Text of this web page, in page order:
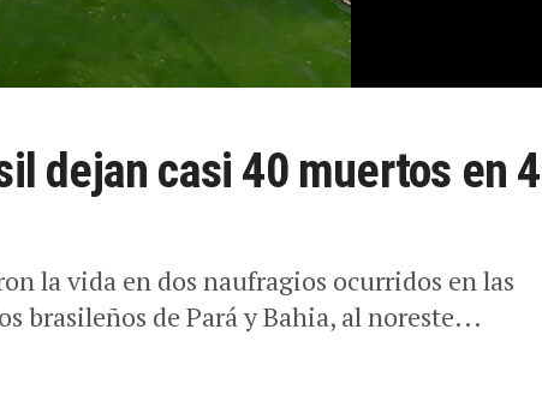
dejan casi 40 muertos en 48
la vida en dos naufragios ocurridos en las
brasileños de Pará y Bahia, al noreste...